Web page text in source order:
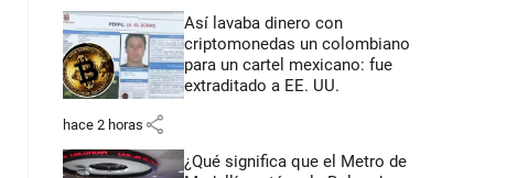
Así lavaba dinero con
criptomonedas un colombiano
para un cartel mexicano: fue
extraditado a EE. UU.
hace 2 horas share
¿Qué significa que el Metro de